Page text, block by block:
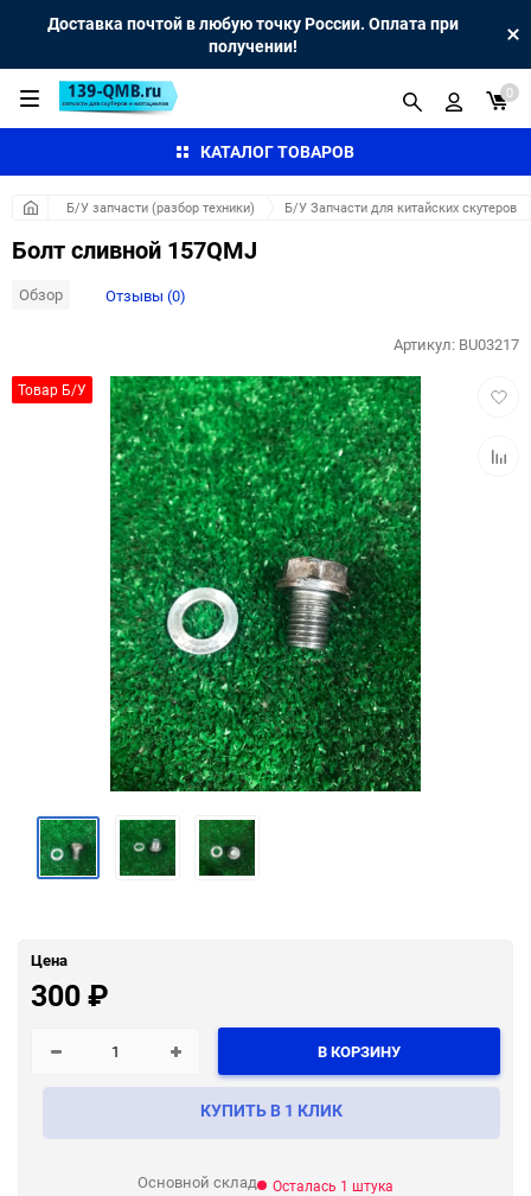
Доставка почтой в любую точку России. Оплата при
получении!
КАТАЛОГ ТОВАРОВ
0
Б/У запчасти (разбор техники) Б/У Запчасти для китайских скутеров
Болт сливной 157QMJ
Обзор Отзывы (0)
Товар Б/У
Артикул: BU03217
Цена
300₽
В КОРЗИНУ
КУПИТЬ В 1 КЛИК
Основной склад Осталась 1 штука